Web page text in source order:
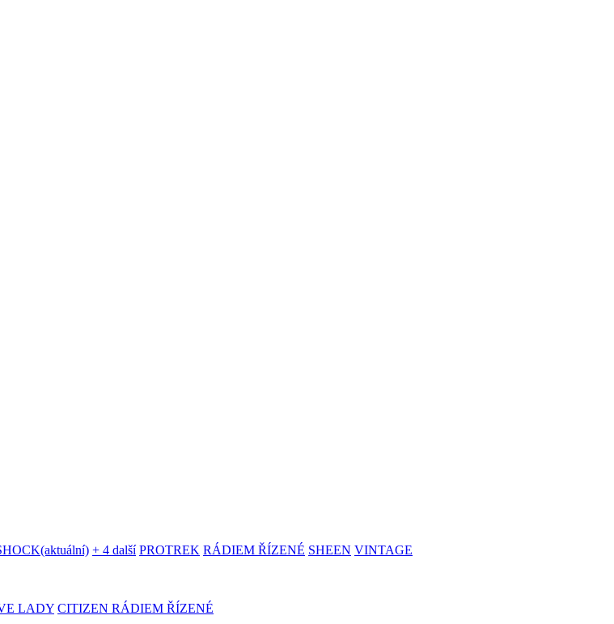
(aktuální) + 4 další PROTREK RÁDIEM ŘÍZENÉ SHEEN VINTAGE
LADY CITIZEN RÁDIEM ŘÍZENÉ